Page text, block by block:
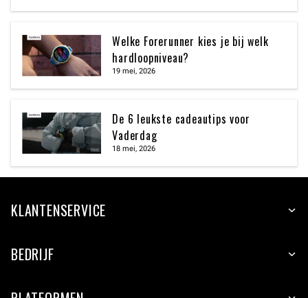
Welke Forerunner kies je bij welk
hardloopniveau?
19 mei, 2026
De 6 leukste cadeautips voor
Vaderdag
18 mei, 2026
KLANTENSERVICE
BEDRIJF